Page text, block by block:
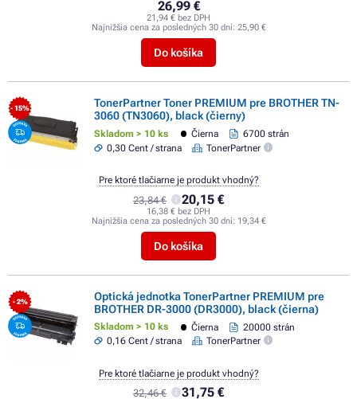
26,99 €
21,94 € bez DPH
Najnižšia cena za posledných 30 dní: 25,90 €
Do košíka
- 15%
TonerPartner Toner PREMIUM pre BROTHER TN-
3060 (TN3060), black (čierny)
Skladom > 10 ks Čierna
6700 strán
0,30 Cent / strana
TonerPartner
23,84 € 20,15 €
16,38 € bez DPH
Najnižšia cena za posledných 30 dní: 19,34 €
Do košíka
Pre ktoré tlačiarne je produkt vhodný?
- 2%
Optická jednotka TonerPartner PREMIUM pre
BROTHER DR-3000 (DR3000), black (čierna)
Skladom > 10 ks Čierna
20000 strán
0,16 Cent / strana
TonerPartner
32,46 € 31,75 €
Pre ktoré tlačiarne je produkt vhodný?